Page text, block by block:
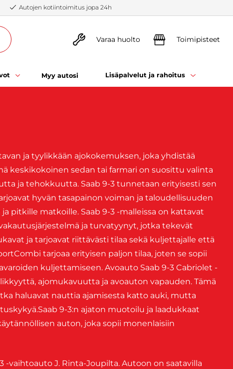
Autojen kotiintoimitus jopa 24h
Varaa huolto Toimipisteet
Myy autosi Lisäpalvelut ja rahoitus
ja tyylikkään ajokokemuksen, joka yhdistää
keskikokoinen sedan tai farmari on suosittu valinta
ja tehokkuutta. Saab 9-3 tunnetaan erityisesti sen
hyvän tasapainon voiman ja taloudellisuuden
pitkille matkoille. Saab 9-3 -malleissa on kattavat
ja turvatyynyt, jotka tekevät
ja tarjoavat riittävästi tilaa sekä kuljettajalle että
tarjoaa erityisen paljon tilaa, joten se sopii
kuljettamiseen. Avoauto Saab 9-3 Cabriolet -
ajomukavuutta ja avoauton vapauden. Tämä
haluavat nauttia ajamisesta katto auki, mutta
9-3:n ajaton muotoilu ja laadukkaat
auton, joka sopii monenlaisiin
-vaihtoauto J. Rinta-Joupilta. Autoon on saatavilla